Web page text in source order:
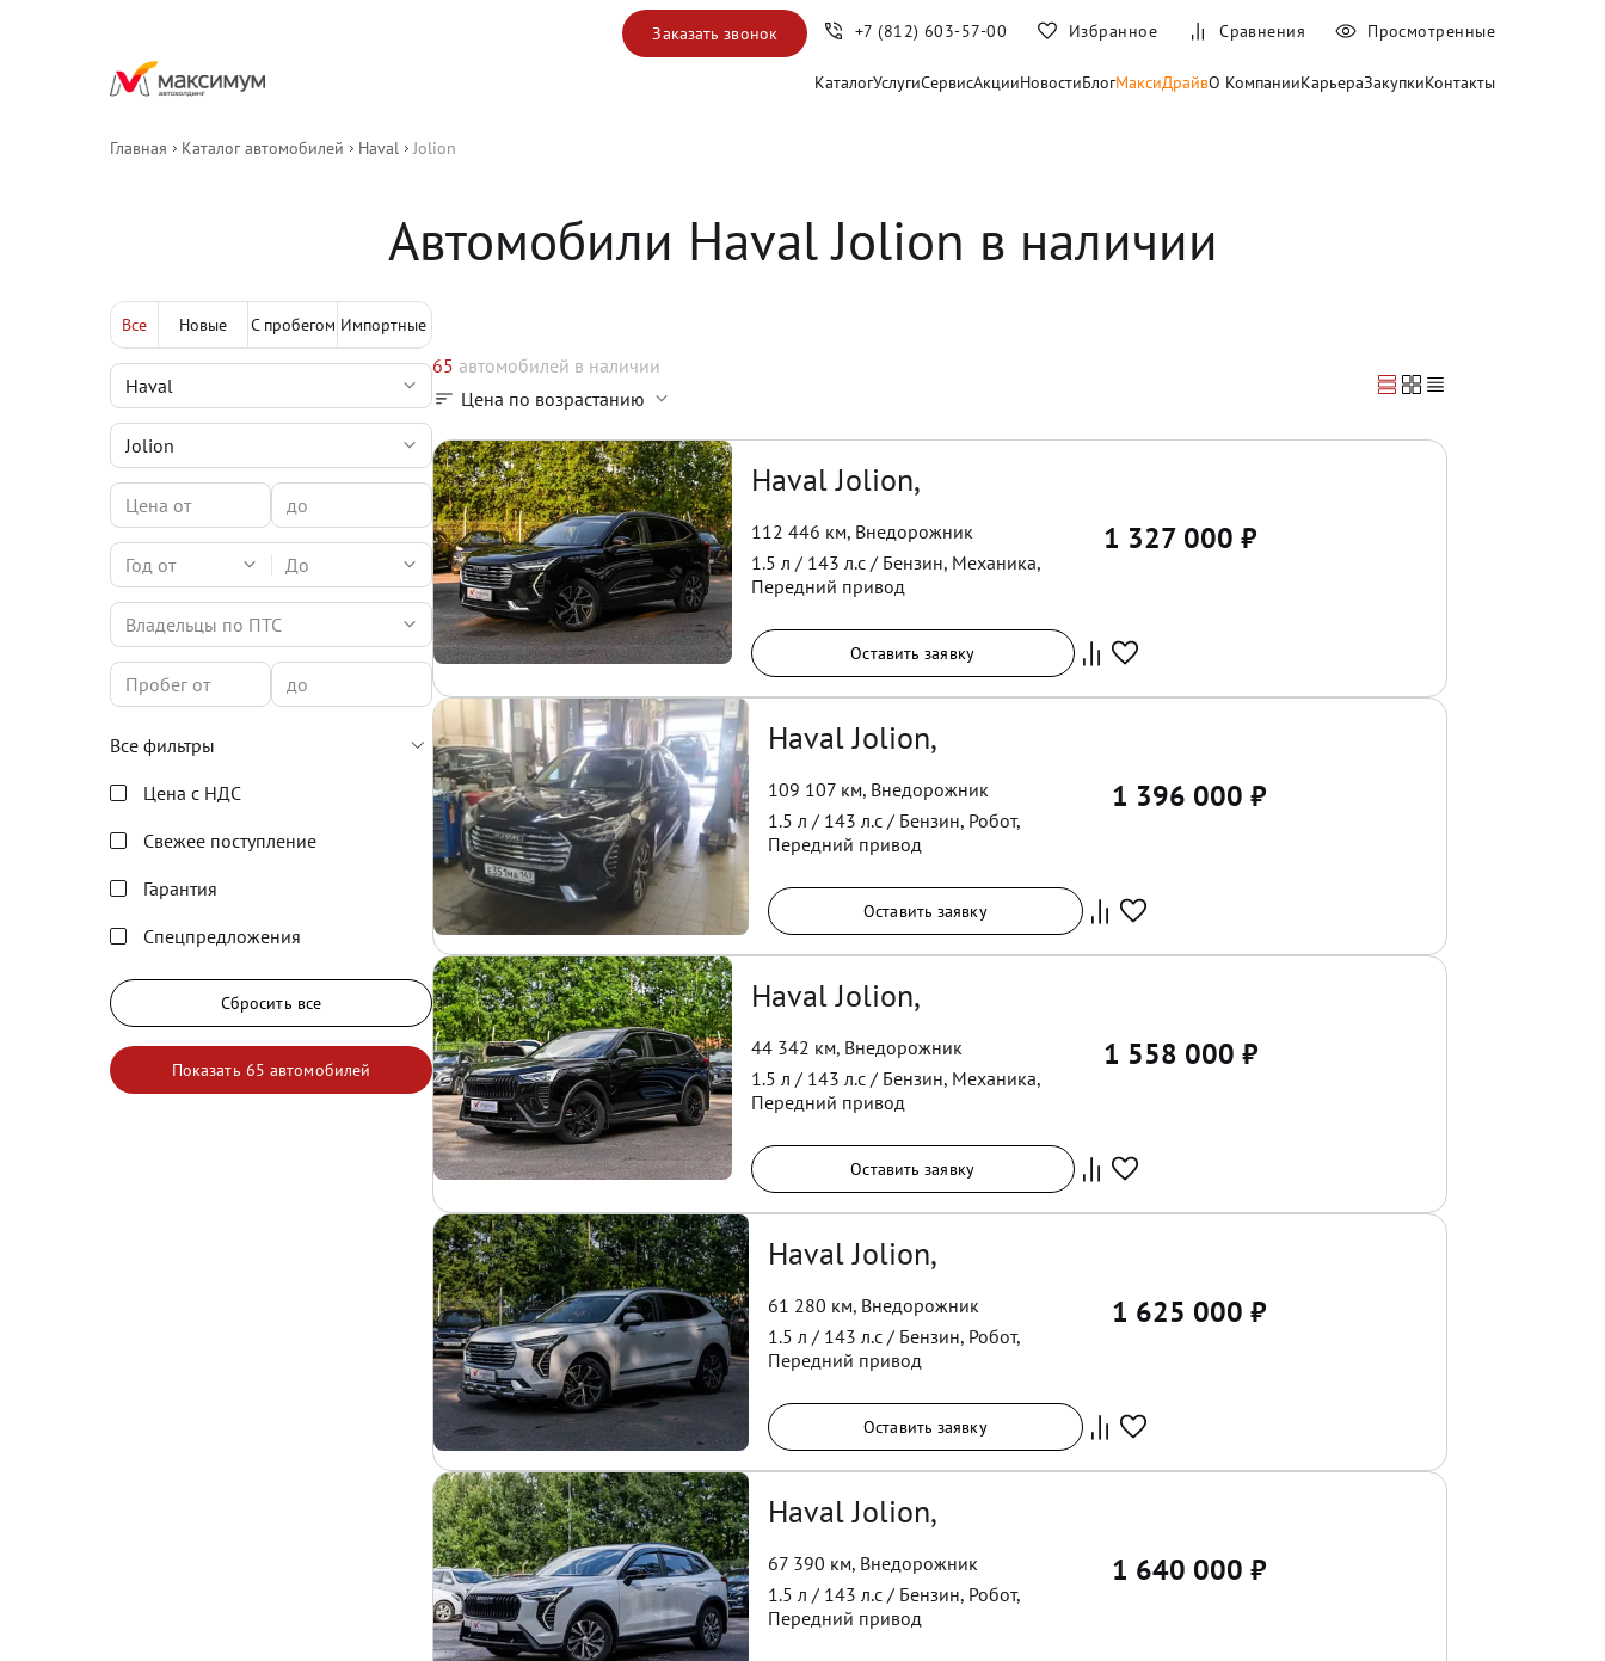
КаталогУслугиСервисАкцииНовостиБлогМаксиДрайвО КомпанииКарьераЗакупкиКонтакты
Заказать звонок +7 (812) 603-57-00 Избранное Сравнения Просмотренные
Главная Каталог автомобилей Haval Jolion
Автомобили Haval Jolion в наличии
Все Новые С пробегом Импортные
Год от До
Владельцы по ПТС
Все фильтры
Цена с НДС
Свежее поступление
Гарантия
Спецпредложения
Сбросить все
Показать 65 автомобилей
65 автомобилей в наличии
Цена по возрастанию
Haval Jolion,
112 446 км, Внедорожник
1.5 л / 143 л.с / Бензин, Механика,
Передний привод
1 327 000 ₽
Оставить заявку
Haval Jolion,
109 107 км, Внедорожник
1.5 л / 143 л.с / Бензин, Робот,
Передний привод
1 396 000 ₽
Оставить заявку
Haval Jolion,
44 342 км, Внедорожник
1.5 л / 143 л.с / Бензин, Механика,
Передний привод
1 558 000 ₽
Оставить заявку
Haval Jolion,
61 280 км, Внедорожник
1.5 л / 143 л.с / Бензин, Робот,
Передний привод
1 625 000 ₽
Оставить заявку
Haval Jolion,
67 390 км, Внедорожник
1.5 л / 143 л.с / Бензин, Робот,
Передний привод
1 640 000 ₽